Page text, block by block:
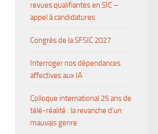
revues qualifiantes en SIC –
appel à candidatures
Congrès de la SFSIC 2027
Interroger nos dépendances
affectives aux IA
Colloque international 25 ans de
télé-réalité : la revanche d’un
mauvais genre